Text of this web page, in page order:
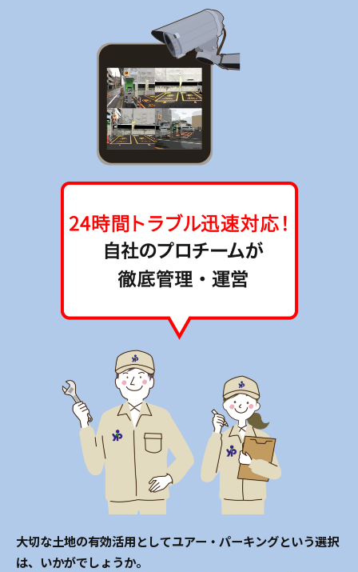
大切な土地の有効活用としてユアー・パーキングという選択
は、いかがでしょうか。